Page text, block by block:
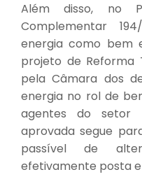
Além disso, no
Complementar
energia como bem
projeto de
pela Câmara dos
energia no rol de
agentes do setor
aprovada segue
passível de
efetivamente posta